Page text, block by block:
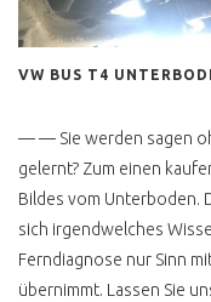
WELCHE
T4 WERKSTATT
BUSCHECKER
PROBEFAHRT T4
VW BUS T5
VW BUS T4
— — Sie werden sagen
gelernt? Zum einen
Bildes vom Unterboden.
sich irgendwelches
Ferndiagnose nur Sinn
übernimmt. Lassen Sie